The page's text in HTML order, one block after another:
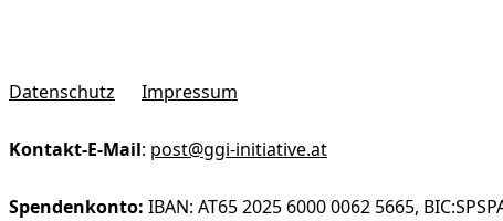
Datenschutz Impressum
Kontakt-E-Mail: post@ggi-initiative.at
Spendenkonto: IBAN: AT65 2025 6000 0062 5665,